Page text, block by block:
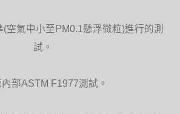
空氣中小至PM0.1懸浮微粒)進行的測
試。
部ASTM F1977測試。